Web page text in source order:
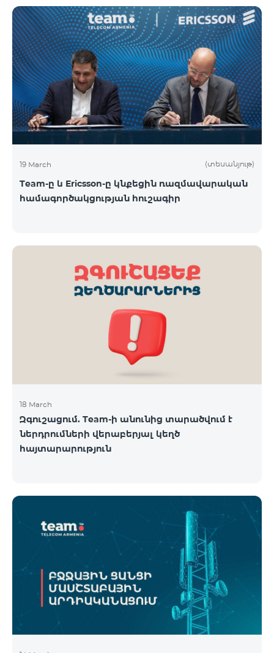
19 March (տեսանյութ)
Team-ը և Ericsson-ը կնքեցին ռազմավարական
համագործակցության հուշագիր
18 March
Զգուշացում. Team-ի անունից տարածվում է
ներդրումների վերաբերյալ կեղծ
հայտարարություն